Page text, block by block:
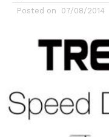
Posted on 07/08/2014